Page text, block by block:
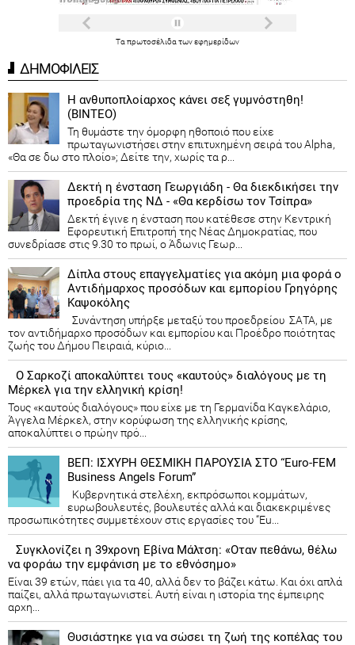
Τα πρωτοσέλιδα τωνεφημερίδων
ΔΗΜΟΦΙΛΕΙΣ
Η ανθυποπλοίαρχος κάνει σεξ γυμνόστηθη!
(ΒΙΝΤΕΟ)
Τη θυμάστε την όμορφη ηθοποιό που είχε
πρωταγωνιστήσει στην επιτυχημένη σειρά του Alpha,
«Θα σε δω στο πλοίο»; Δείτε την, χωρίς τα ρ...
Δεκτή η ένσταση Γεωργιάδη - Θα διεκδικήσει την
προεδρία της ΝΔ - «Θα κερδίσω τον Τσίπρα»
Δεκτή έγινε η ένσταση που κατέθεσε στην Κεντρική
Εφορευτική Επιτροπή της Νέας Δημοκρατίας, που
συνεδρίασε στις 9.30 το πρωί, ο Άδωνις Γεωρ...
Δίπλα στους επαγγελματίες για ακόμη μια φορά ο
Αντιδήμαρχος προσόδων και εμπορίου Γρηγόρης
Καψοκόλης
Συνάντηση υπήρξε μεταξύ του προεδρείου ΣΑΤΑ, με
τον αντιδήμαρχο προσόδων και εμπορίου και Προέδρο ποιότητας
ζωής του Δήμου Πειραιά, κύριο...
Ο Σαρκοζί αποκαλύπτει τους «καυτούς» διαλόγους με τη
Μέρκελ για την ελληνική κρίση!
Τους «καυτούς διαλόγους» που είχε με τη Γερμανίδα Καγκελάριο,
Άγγελα Μέρκελ, στην κορύφωση της ελληνικής κρίσης,
αποκαλύπτει ο πρώην πρό...
ΒΕΠ: ΙΣΧΥΡΗ ΘΕΣΜΙΚΗ ΠΑΡΟΥΣΙΑ ΣΤΟ “Euro-FEM
Business Angels Forum”
Κυβερνητικά στελέχη, εκπρόσωποι κομμάτων,
ευρωβουλευτές, βουλευτές αλλά και διακεκριμένες
προσωπικότητες συμμετέχουν στις εργασίες του “Eu...
Συγκλονίζει η 39χρονη Εβίνα Μάλτση: «Οταν πεθάνω, θέλω
να φοράω την εμφάνιση με το εθνόσημο»
Είναι 39 ετών, πάει για τα 40, αλλά δεν το βάζει κάτω. Και όχι απλά
παίζει, αλλά πρωταγωνιστεί. Αυτή είναι η ιστορία της έμπειρης
αρχη...
Θυσιάστηκε για να σώσει τη ζωή της κοπέλας του